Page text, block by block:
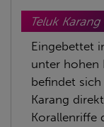
Teluk
Eingebettet
unter hohen
befindet sich
Karang
Korallenriffe